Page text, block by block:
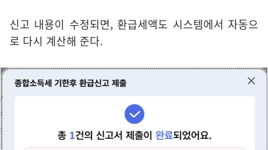
신고 내용이 수정되면, 환급세액도 시스템에서 자동으
로 다시 계산해 준다.